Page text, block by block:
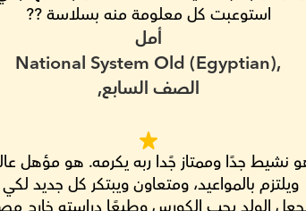
استوعبت كل معلومة منه بسلاسة ??
أمل
الصف السابع,
National System Old (Egyptian),